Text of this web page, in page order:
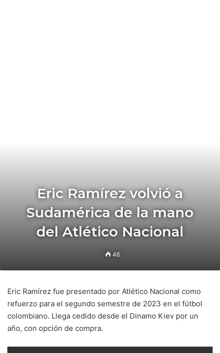
Eric Ramírez volvió a
Sudamérica de la mano
del Atlético Nacional
46
Eric Ramírez fue presentado por Atlético Nacional como
refuerzo para el segundo semestre de 2023 en el fútbol
colombiano. Llega cedido desde el Dinamo Kiev por un
año, con opción de compra.